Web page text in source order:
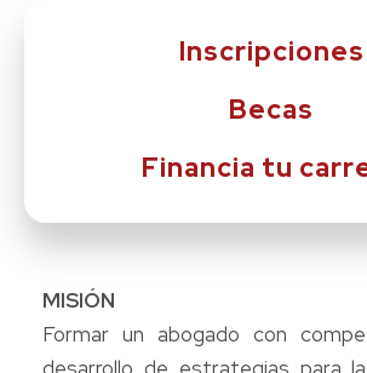
Inscripciones
Becas
Financia tu
MISIÓN
Formar un abogado con